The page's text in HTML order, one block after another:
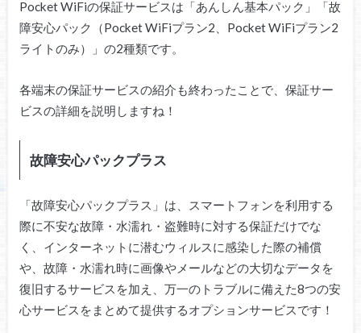
Pocket WiFiの保証サービスは「あんしん基本パック」「故
障安心パック（Pocket WiFiプラン2、Pocket WiFiプラン2
ライトのみ）」の2種類です。
各端末の保証サービスの紹介も終わったことで、保証サー
ビスの詳細を説明しますね！
故障安心パックプラス
「故障安心パックプラス」は、スマートフォンを利用する
際に不安な故障・水濡れ・盗難時に対する保証だけでな
く、インターネットに潜むウィルスに感染した際の補償
や、故障・水濡れ時に画像やメールなどの大切なデータを
復旧するサービスを加え、万一のトラブルに備えた8つの安
心サービスをまとめて提供するオプションサービスです！